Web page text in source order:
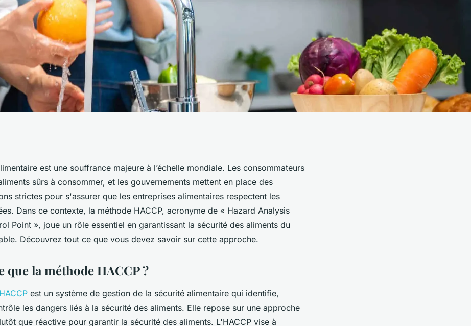
HACCP
des aliments
est une souffrance majeure à l’échelle mondiale. Les consommateurs
sûrs à consommer, et les gouvernements mettent en place des
strictes pour s'assurer que les entreprises alimentaires respectent les
Dans ce contexte, la méthode HACCP, acronyme de « Hazard Analysis
Point », joue un rôle essentiel en garantissant la sécurité des aliments du
Découvrez tout ce que vous devez savoir sur cette approche.
que la méthode HACCP ?
HACCP est un système de gestion de la sécurité alimentaire qui identifie,
les dangers liés à la sécurité des aliments. Elle repose sur une approche
que réactive pour garantir la sécurité des aliments. L'HACCP vise à